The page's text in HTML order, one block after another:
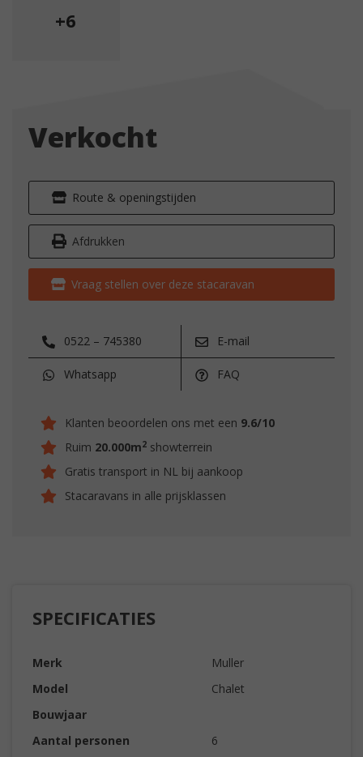
+6
Verkocht
Route & openingstijden
Afdrukken
Vraag stellen over deze stacaravan
0522 – 745380 E-mail
Whatsapp FAQ
Klanten beoordelen ons met een 9.6/10
Ruim 20.000m2 showterrein
Gratis transport in NL bij aankoop
Stacaravans in alle prijsklassen
SPECIFICATIES
Merk
Muller
Model
Chalet
Bouwjaar
Aantal personen
6